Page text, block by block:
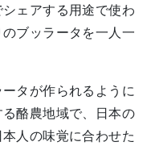
ェアする用途で使わ
ブッラータを一人一
タが作られるように
酪農地域で、日本の
人の味覚に合わせた